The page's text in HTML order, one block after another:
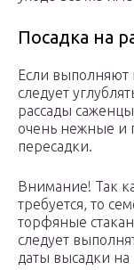
Посадка на
Если выполняют
следует
рассады
очень нежные и
пересадки.
Внимание! Так
требуется, то
торфяные
следует
даты высадки на